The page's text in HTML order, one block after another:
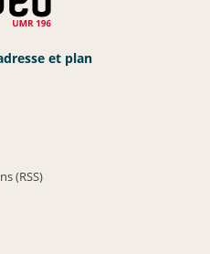
et plan
(RSS)